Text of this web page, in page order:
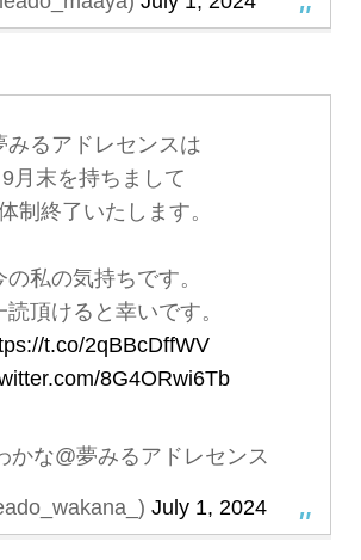
みるアドレセンスは
9月末を持ちまして
制終了いたします。
の私の気持ちです。
読頂けると幸いです。
t.co/2qBBcDffWV
8G4ORwi6Tb
な@夢みるアドレセンス
July 1, 2024